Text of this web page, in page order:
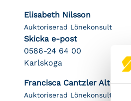
Elisabeth Nilsson
Auktoriserad Lönekonsult
Skicka e-post
0586-24 64 00
Karlskoga
Francisca Cantzler Altkvist
Auktoriserad Lönekonsult